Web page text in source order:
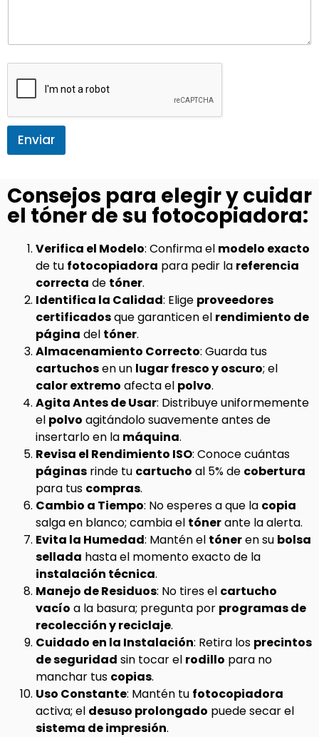
Enviar
Consejos para elegir y cuidar
el tóner de su fotocopiadora:
Verifica el Modelo: Confirma el modelo exacto
de tu fotocopiadora para pedir la referencia
correcta de tóner.
Identifica la Calidad: Elige proveedores
certificadosque garanticen el rendimiento de
página del tóner.
Almacenamiento Correcto: Guarda tus
cartuchosen un lugar fresco y oscuro; el
calor extremo afecta el polvo.
Agita Antes de Usar: Distribuye uniformemente
el polvo agitándolo suavemente antes de
insertarlo en la máquina.
Revisa el Rendimiento ISO: Conoce cuántas
páginas rinde tu cartucho al 5% de cobertura
para tus compras.
Cambio a Tiempo: No esperes a que la copia
salga en blanco; cambia el tónerante la alerta.
Evita la Humedad: Mantén el tóneren su bolsa
sellada hasta el momento exacto de la
instalación técnica.
Manejo de Residuos: No tires el cartucho
vacío a la basura; pregunta por programas de
recolección y reciclaje.
Cuidado en la Instalación: Retira los precintos
de seguridad sin tocar el rodillo para no
manchar tus copias.
Uso Constante: Mantén tu fotocopiadora
activa; el desuso prolongado puede secar el
sistema de impresión.